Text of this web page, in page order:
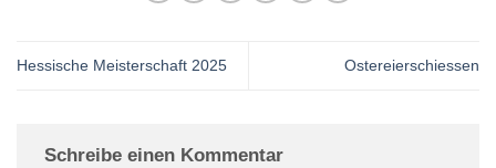
Hessische Meisterschaft 2025 Ostereierschiessen
Schreibe einen Kommentar